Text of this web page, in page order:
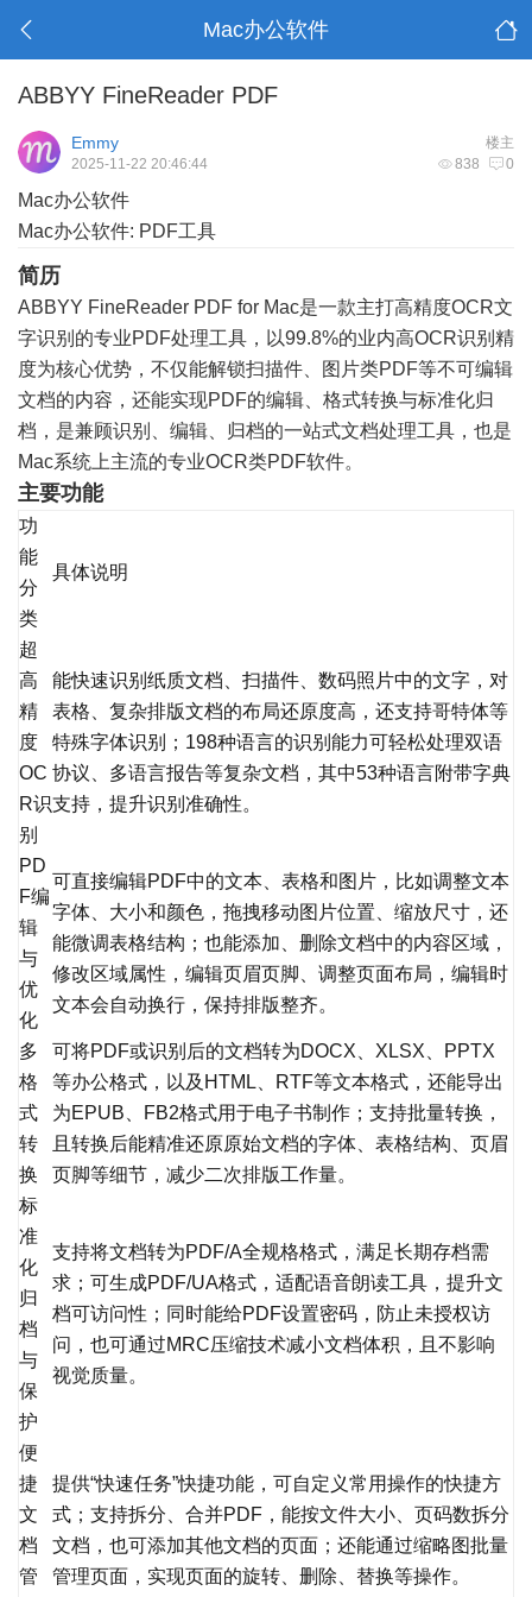
Mac办公软件
ABBYY FineReader PDF
楼主
Emmy
838 0
2025-11-22 20:46:44
Mac办公软件
Mac办公软件: PDF工具
简历
ABBYY FineReader PDF for Mac是一款主打高精度OCR文
字识别的专业PDF处理工具，以99.8%的业内高OCR识别精
度为核心优势，不仅能解锁扫描件、图片类PDF等不可编辑
文档的内容，还能实现PDF的编辑、格式转换与标准化归
档，是兼顾识别、编辑、归档的一站式文档处理工具，也是
Mac系统上主流的专业OCR类PDF软件。
主要功能
功
能
分
类
具体说明
超
高
精
度
OC
R识
别
能快速识别纸质文档、扫描件、数码照片中的文字，对
表格、复杂排版文档的布局还原度高，还支持哥特体等
特殊字体识别；198种语言的识别能力可轻松处理双语
协议、多语言报告等复杂文档，其中53种语言附带字典
支持，提升识别准确性。
PD
F编
辑
与
优
化
可直接编辑PDF中的文本、表格和图片，比如调整文本
字体、大小和颜色，拖拽移动图片位置、缩放尺寸，还
能微调表格结构；也能添加、删除文档中的内容区域，
修改区域属性，编辑页眉页脚、调整页面布局，编辑时
文本会自动换行，保持排版整齐。
多
格
式
转
换
可将PDF或识别后的文档转为DOCX、XLSX、PPTX
等办公格式，以及HTML、RTF等文本格式，还能导出
为EPUB、FB2格式用于电子书制作；支持批量转换，
且转换后能精准还原原始文档的字体、表格结构、页眉
页脚等细节，减少二次排版工作量。
标
准
化
归
档
与
保
护
支持将文档转为PDF/A全规格格式，满足长期存档需
求；可生成PDF/UA格式，适配语音朗读工具，提升文
档可访问性；同时能给PDF设置密码，防止未授权访
问，也可通过MRC压缩技术减小文档体积，且不影响
视觉质量。
便
捷
文
档
管
提供“快速任务”快捷功能，可自定义常用操作的快捷方
式；支持拆分、合并PDF，能按文件大小、页码数拆分
文档，也可添加其他文档的页面；还能通过缩略图批量
管理页面，实现页面的旋转、删除、替换等操作。